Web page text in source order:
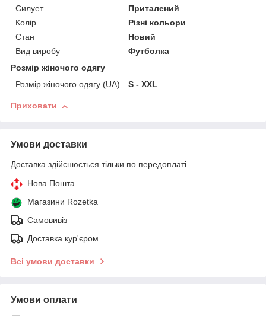
Силует
Приталений
Колір
Різні кольори
Стан
Новий
Вид виробу
Футболка
Розмір жіночого одягу
Розмір жіночого одягу (UA)
S - XXL
Приховати
Умови доставки
Доставка здійснюється тільки по передоплаті.
Нова Пошта
Магазини Rozetka
Самовивіз
Доставка кур'єром
Всі умови доставки
Умови оплати